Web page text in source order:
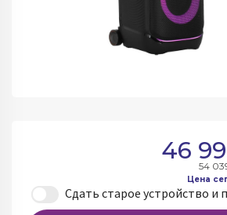
46
54
Цена
Сдать старое устройство и